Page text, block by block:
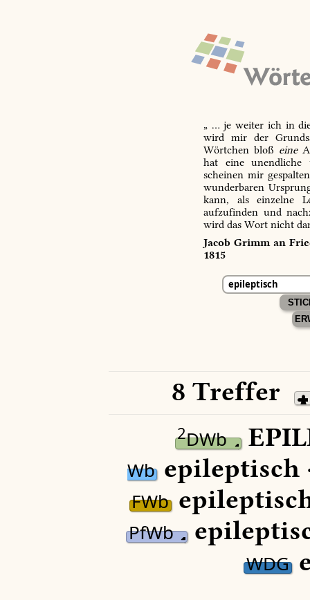
„ … je weiter ich in
wird mir der
Wörtchen bloß eine
hat eine unendliche
scheinen mir
wunderbaren
kann, als einzelne
aufzufinden und
wird das Wort nicht
Jacob Grimm an
1815
8 Treffer
2DWb
Wbepileptisch
FWb
PfWb
WDG